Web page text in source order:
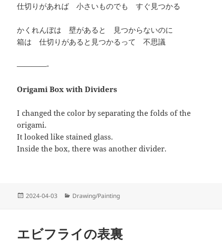
仕切りがあれば 小さいものでも すぐ見つかる
かくれんぼは 壁があると 見つからないのに
箱は 仕切りがあると見つかるって 不思議
————-
Origami Box with Dividers
I changed the color by separating the folds of the
origami.
It looked like stained glass.
Inside the box, there was another divider.
投
2024-04-03
カ
ー
Drawing/Painting
エビフライの表裏